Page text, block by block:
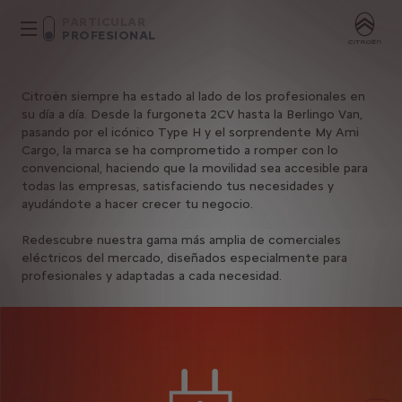
PROFESIONAL
Citroën siempre ha estado al lado de los profesionales en
su día a día. Desde la furgoneta 2CV hasta la Berlingo Van,
pasando por el icónico Type H y el sorprendente My Ami
Cargo, la marca se ha comprometido a romper con lo
convencional, haciendo que la movilidad sea accesible para
todas las empresas, satisfaciendo tus necesidades y
ayudándote a hacer crecer tu negocio.
Redescubre nuestra gama más amplia de comerciales
eléctricos del mercado, diseñados especialmente para
profesionales y adaptadas a cada necesidad.